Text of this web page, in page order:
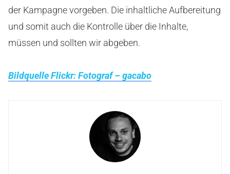
der Kampagne vorgeben. Die inhaltliche Aufbereitung
und somit auch die Kontrolle über die Inhalte,
müssen und sollten wir abgeben.
Bildquelle Flickr: Fotograf – gacabo